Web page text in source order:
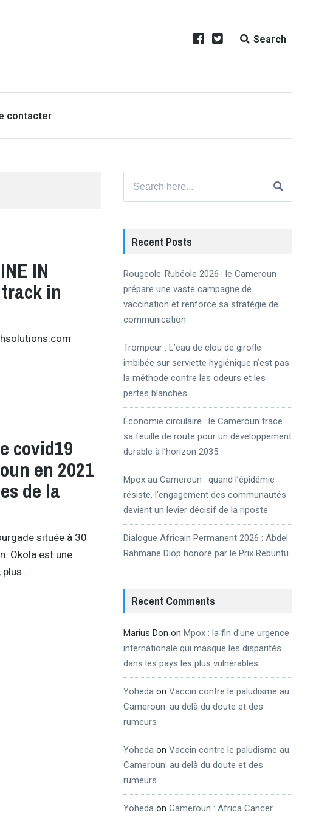
Search
contacter
IN
in
covid19
en 2021
de la
située à 30
Okola est une
plus
for:
Recent Posts
Rougeole-Rubéole 2026 : le Cameroun
prépare une vaste campagne de
vaccination et renforce sa stratégie de
communication
Trompeur : L’eau de clou de girofle
imbibée sur serviette hygiénique n’est pas
la méthode contre les odeurs et les
pertes blanches
Économie circulaire : le Cameroun trace
sa feuille de route pour un développement
durable à l’horizon 2035
Mpox au Cameroun : quand l’épidémie
résiste, l’engagement des communautés
devient un levier décisif de la riposte
Dialogue Africain Permanent 2026 : Abdel
Rahmane Diop honoré par le Prix Rebuntu
Recent Comments
Marius Don on Mpox : la fin d’une urgence
internationale qui masque les disparités
dans les pays les plus vulnérables
Yoheda on Vaccin contre le paludisme au
Cameroun: au delà du doute et des
rumeurs
Yoheda on Vaccin contre le paludisme au
Cameroun: au delà du doute et des
rumeurs
Yoheda on Cameroun : Africa Cancer